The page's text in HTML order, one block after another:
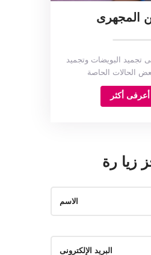
المجهرى
تجميد البويضات وتجميد
الحالات الحاصة
أعرفى أكثر
زيا رة